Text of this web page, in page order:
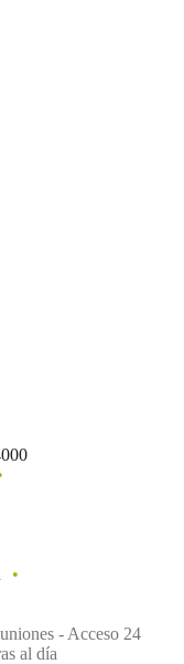
- Acceso 24
al día